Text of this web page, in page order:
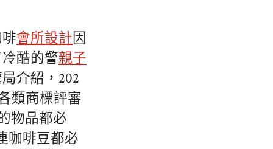
會所設計因
酷的警親子
介紹，202
類商標評審
物品都必
咖啡豆都必